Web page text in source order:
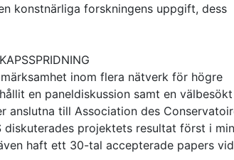
konstnärliga forskningens uppgift, dess
inom flera nätverk för högre
en paneldiskussion samt en välbesökt
till Association des
diskuterades projektets resultat först i
haft ett 30-tal accepterade papers